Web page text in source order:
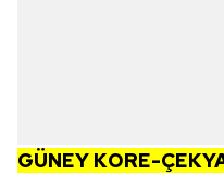
GÜNEY KORE-